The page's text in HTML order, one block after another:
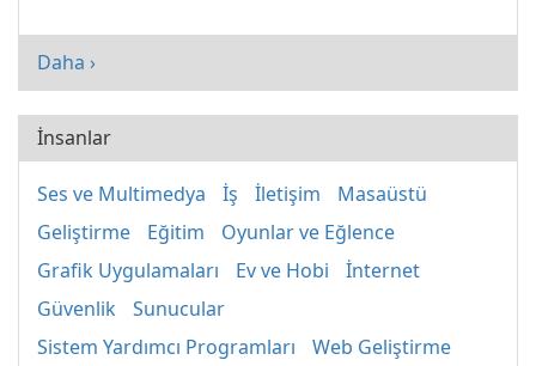
Daha ›
İnsanlar
Ses ve Multimedya İş İletişim
Masaüstü
Geliştirme
Eğitim
Oyunlar ve Eğlence
Grafik Uygulamaları
Ev ve Hobi
İnternet
Güvenlik
Sunucular
Sistem Yardımcı Programları
Web Geliştirme